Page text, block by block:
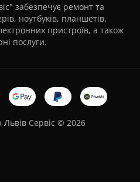
забезпечує ремонт та
ноутбуків, планшетів,
пристроїв, а також
послуги.
Сервіс © 2026